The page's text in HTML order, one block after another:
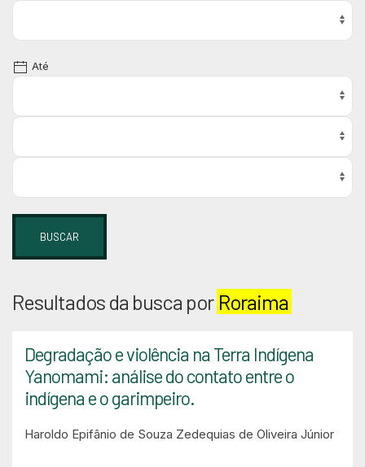
Até
BUSCAR
Resultados da busca por Roraima
Degradação e violência na Terra Indígena
Yanomami: análise do contato entre o
indígena e o garimpeiro.
Haroldo Epifânio de Souza Zedequias de Oliveira Júnior